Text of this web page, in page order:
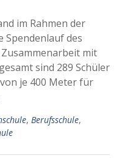
im Rahmen der
Spendenlauf des
mit
sind 289 Schüler
je 400 Meter für
, Berufsschule,